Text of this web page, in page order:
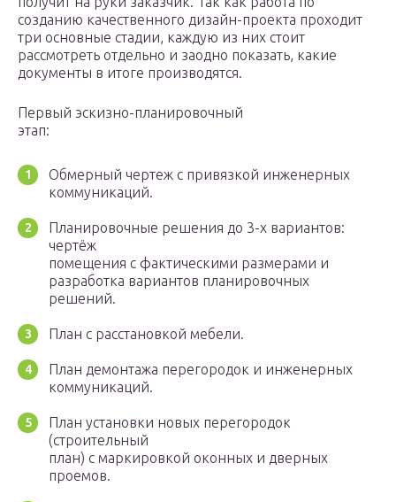
созданию качественного дизайн-проекта проходит
три основные стадии, каждую из них стоит
рассмотреть отдельно и заодно показать, какие
документы в итоге производятся.
Первый эскизно-планировочный
этап:
Обмерный чертеж с привязкой инженерных
коммуникаций.
Планировочные решения до 3-х вариантов:
чертёж
помещения с фактическими размерами и
разработка вариантов планировочных
решений.
План с расстановкой мебели.
План демонтажа перегородок и инженерных
коммуникаций.
План установки новых перегородок
(строительный
план) с маркировкой оконных и дверных
проемов.